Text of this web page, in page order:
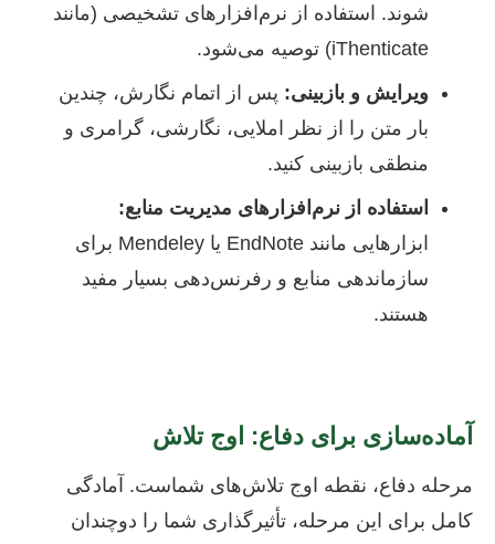
شوند. استفاده از نرم‌افزارهای تشخیصی (مانند
iThenticate) توصیه می‌شود.
ویرایش و بازبینی: پس از اتمام نگارش، چندین
بار متن را از نظر املایی، نگارشی، گرامری و
منطقی بازبینی کنید.
استفاده از نرم‌افزارهای مدیریت منابع:
ابزارهایی مانند EndNote یا Mendeley برای
سازماندهی منابع و رفرنس‌دهی بسیار مفید
هستند.
آماده‌سازی برای دفاع: اوج تلاش
مرحله دفاع، نقطه اوج تلاش‌های شماست. آمادگی
کامل برای این مرحله، تأثیرگذاری شما را دوچندان